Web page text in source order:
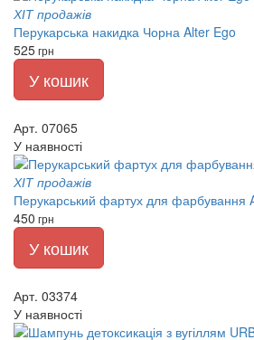
ХІТ продажів
Перукарська накидка Чорна Alter Ego
525грн
У кошик
Арт. 07065
У наявності
ХІТ продажів
Перукарський фартух для фарбування
450 грн
У кошик
Арт. 03374
У наявності